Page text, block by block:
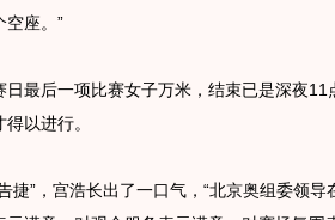
空座。”
后一项比赛女子万米，结束已是深夜11
以进行。
”，宫浩长出了一口气，“北京奥组委领导